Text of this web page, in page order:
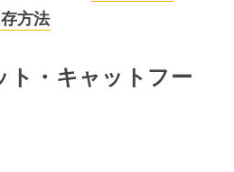
方法
ト・キャットフー